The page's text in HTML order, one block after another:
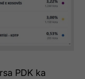
PDK ka